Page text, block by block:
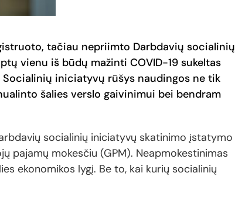
tačiau nepriimto Darbdavių socialinių
vienu iš būdų mažinti COVID-19 sukeltas
iniciatyvų rūšys naudingos ne tik
šalies verslo gaivinimui bei bendram
socialinių iniciatyvų skatinimo įstatymo
pajamų mokesčiu (GPM). Neapmokestinimas
ekonomikos lygį. Be to, kai kurių socialinių